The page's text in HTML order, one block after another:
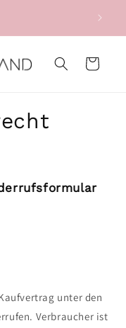
Sie
Warenkorb
unter den
Verbraucher ist